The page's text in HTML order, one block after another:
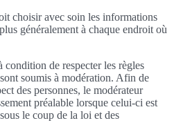
choisir avec soin les informations
généralement à chaque endroit où
condition de respecter les règles
soumis à modération. Afin de
des personnes, le modérateur
préalable lorsque celui-ci est
le coup de la loi et des